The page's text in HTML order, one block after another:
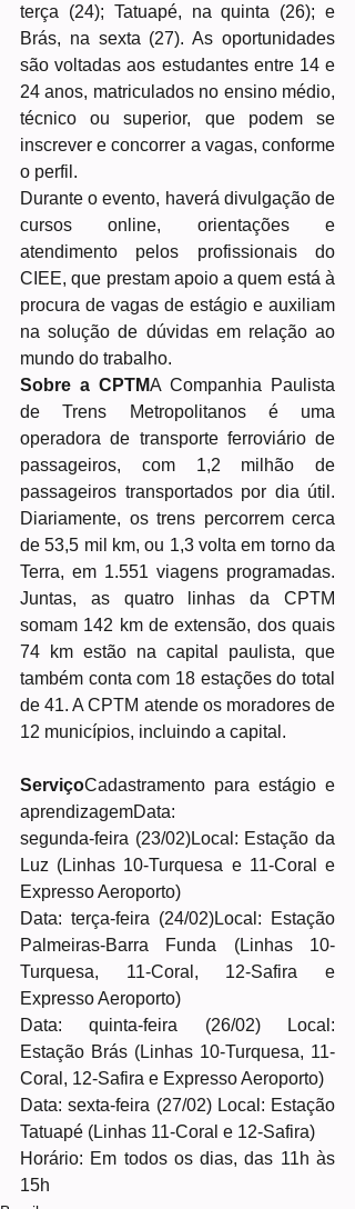
terça (24); Tatuapé, na quinta (26); e
Brás, na sexta (27). As oportunidades
são voltadas aos estudantes entre 14 e
24 anos, matriculados no ensino médio,
técnico ou superior, que podem se
inscrever e concorrer a vagas, conforme
o perfil.
Durante o evento, haverá divulgação de
cursos online, orientações e
atendimento pelos profissionais do
CIEE, que prestam apoio a quem está à
procura de vagas de estágio e auxiliam
na solução de dúvidas em relação ao
mundo do trabalho.
Sobre a CPTMA Companhia Paulista
de Trens Metropolitanos é uma
operadora de transporte ferroviário de
passageiros, com 1,2 milhão de
passageiros transportados por dia útil.
Diariamente, os trens percorrem cerca
de 53,5 mil km, ou 1,3 volta em torno da
Terra, em 1.551 viagens programadas.
Juntas, as quatro linhas da CPTM
somam 142 km de extensão, dos quais
74 km estão na capital paulista, que
também conta com 18 estações do total
de 41. A CPTM atende os moradores de
12 municípios, incluindo a capital.
ServiçoCadastramento para estágio e
aprendizagemData:
segunda-feira (23/02)Local: Estação da
Luz (Linhas 10-Turquesa e 11-Coral e
Expresso Aeroporto)
Data: terça-feira (24/02)Local: Estação
Palmeiras-Barra Funda (Linhas 10-
Turquesa, 11-Coral, 12-Safira e
Expresso Aeroporto)
Data: quinta-feira (26/02) Local:
Estação Brás (Linhas 10-Turquesa, 11-
Coral, 12-Safira e Expresso Aeroporto)
Data: sexta-feira (27/02) Local: Estação
Tatuapé (Linhas 11-Coral e 12-Safira)
Horário: Em todos os dias, das 11h às
15h